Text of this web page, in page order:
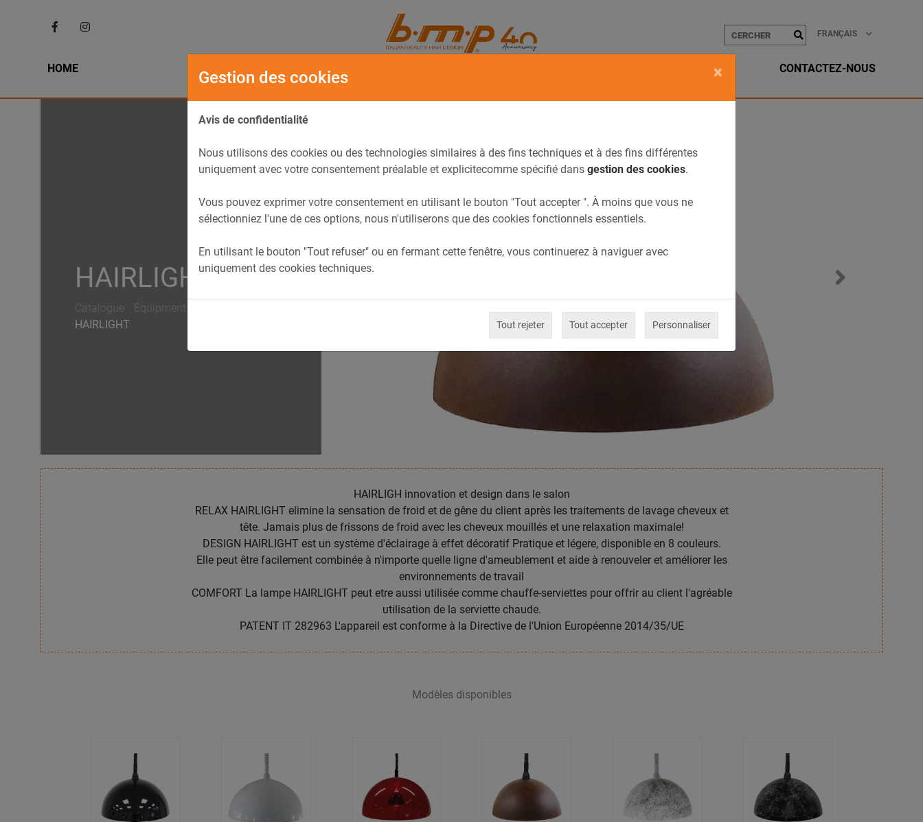
FRANÇAIS
HOME L' HISTOIRE CONTACTEZ-NOUS
HAIRLIGHT
Catalogue Équipments électriques
HAIRLIGHT
Next
HAIRLIGH innovation et design dans le salon
RELAX HAIRLIGHT elimine la sensation de froid et de gêne du client après les traitements de lavage cheveux et
tête. Jamais plus de frissons de froid avec les cheveux mouillés et une relaxation maximale!
DESIGN HAIRLIGHT est un système d'éclairage à effet décoratif Pratique et légere, disponible en 8 couleurs.
Elle peut être facilement combinée à n'importe quelle ligne d'ameublement et aide à renouveler et améliorer les
environnements de travail
COMFORT La lampe HAIRLIGHT peut etre aussi utilisée comme chauffe-serviettes pour offrir au client l'agréable
utilisation de la serviette chaude.
PATENT IT 282963 L'appareil est conforme à la Directive de l'Union Européenne 2014/35/UE
Modèles disponibles
Gestion des cookies ×
Avis de confidentialité
Nous utilisons des cookies ou des technologies similaires à des fins techniques et à des fins différentes
uniquement avec votre consentement préalable et explicitecomme spécifié dans gestion des cookies.
Vous pouvez exprimer votre consentement en utilisant le bouton "Tout accepter ". À moins que vous ne
sélectionniez l'une de ces options, nous n'utiliserons que des cookies fonctionnels essentiels.
En utilisant le bouton "Tout refuser" ou en fermant cette fenêtre, vous continuerez à naviguer avec
uniquement des cookies techniques.
Tout rejeter Tout accepter Personnaliser